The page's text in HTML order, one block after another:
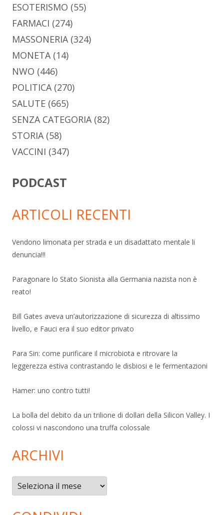
ESOTERISMO (55)
FARMACI (274)
MASSONERIA(324)
MONETA(14)
NWO (446)
POLITICA(270)
SALUTE (665)
SENZA CATEGORIA(82)
STORIA(58)
VACCINI (347)
PODCAST
ARTICOLI RECENTI
Vendono limonata per strada e un disadattato mentale li
denuncia!!!
Paragonare lo Stato Sionista alla Germania nazista non è
reato!
Bill Gates aveva un’autorizzazione di sicurezza di altissimo
livello, e Fauci era il suo editor privato
Para Sin: come purificare il microbiota e ritrovare la
leggerezza estiva contrastando le disbiosi e le fermentazioni
Hamer: uno contro tutti!
La bolla del debito da un trilione di dollari della Silicon Valley. I
colossi vi nascondono una truffa colossale
ARCHIVI
Archivi